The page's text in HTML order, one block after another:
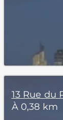
13 Rue du
À 0,38 km